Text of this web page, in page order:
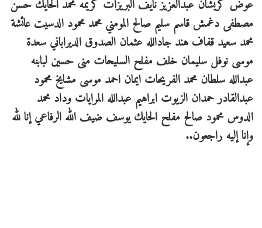
عوض كريشان عبدالعزيز نايف البريزات كريمه محمد الحايك حسن
مصطفى دغمش قاسم سليم صالح المومني محمد محمود الدسيت عائشة
محمد سعيد قفاف هند جادالله عثمان الصدوق الديراباني سعدة
موسى نوفل سليمان خلف مفلح السليحات منى حسين لبابنه
عبدالله سلطان محمد الفريحات ايمان احمد موسى مشايخ محمود
عبدالقادر حمدان الزيوت ابراهيم عبدالله المرايات وداد محمد
الدوس محمود صالح مفلح الحايك يوسف ضيف الله الرفاعي إنا لله
وإنا إليه راجعون..